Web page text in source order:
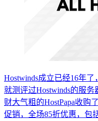
Hostwinds成立已经16年
就测评过Hostwinds的服务
财大气粗的HostPapa收购
促销，全场85折优惠，包